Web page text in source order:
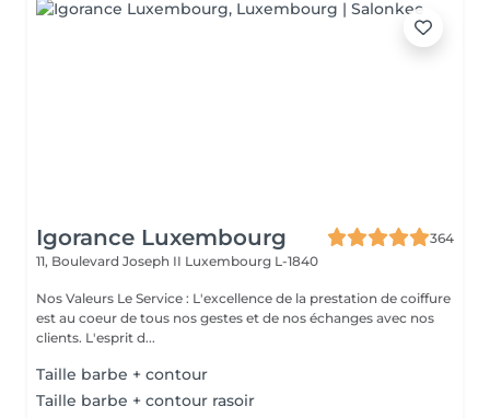
Igorance Luxembourg
364
11, Boulevard Joseph II Luxembourg L-1840
Nos Valeurs Le Service : L'excellence de la prestation de coiffure
est au coeur de tous nos gestes et de nos échanges avec nos
clients. L'esprit d...
Taille barbe + contour
Taille barbe + contour rasoir